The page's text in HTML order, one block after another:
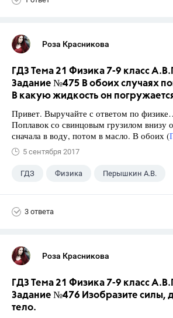
Роза Красникова
ГДЗ Тема 21 Физика 7-9 класс
Задание №475 В обоих случаях
В какую жидкость он
Привет. Выручайте с ответом по
Поплавок со свинцовым грузилом внизу
сначала в воду, потом в масло. В обоих (
5 сентября 2017
ГДЗ Физика Перышкин А.В.
3 ответа
Роза Красникова
ГДЗ Тема 21 Физика 7-9 класс
Задание №476 Изобразите силы,
тело.